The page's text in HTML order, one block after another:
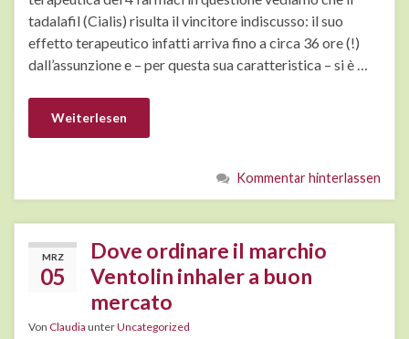
tadalafil (Cialis) risulta il vincitore indiscusso: il suo
effetto terapeutico infatti arriva fino a circa 36 ore (!)
dall’assunzione e – per questa sua caratteristica – si è …
Weiterlesen
Kommentar hinterlassen
MRZ
05
Dove ordinare il marchio
Ventolin inhaler a buon
mercato
Von Claudia unterUncategorized